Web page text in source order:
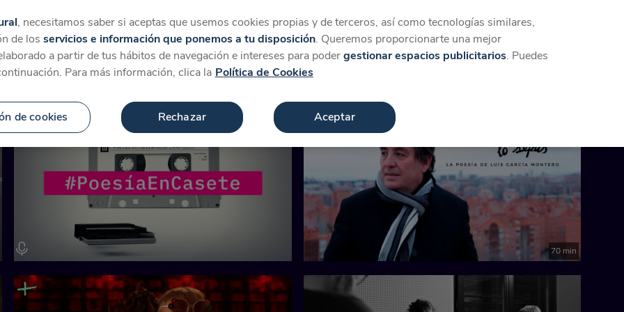
Favoritos Más Iniciar sesión Crear cuenta
'A pie de página'
70 min
, necesitamos saber si aceptas que usemos cookies propias y de terceros, así como tecnologías similares,
de los servicios e información que ponemos a tu disposición. Queremos proporcionarte una mejor
a partir de tus hábitos de navegación e intereses para podergestionar espacios publicitarios. Puedes
Para más información, clica la Política de Cookies
de cookies Rechazar Aceptar